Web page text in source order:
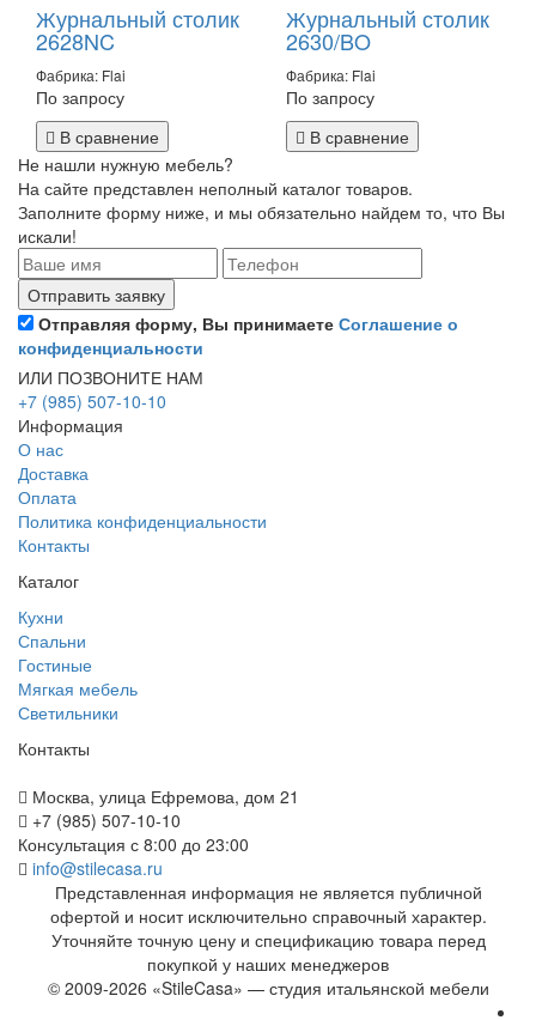
Журнальный столик
2628NC
Фабрика: Flai
По запросу
В сравнение
Журнальный столик
2630/BO
Фабрика: Flai
По запросу
В сравнение
Не нашли нужную мебель?
На сайте представлен неполный каталог товаров.
Заполните форму ниже, и мы обязательно найдем то, что Вы
искали!
Отправляя форму, Вы принимаете Соглашение о
конфиденциальности
ИЛИ ПОЗВОНИТЕ НАМ
+7 (985) 507-10-10
Информация
О нас
Доставка
Оплата
Политика конфиденциальности
Контакты
Каталог
Кухни
Спальни
Гостиные
Мягкая мебель
Светильники
Контакты
Москва, улица Ефремова, дом 21
+7 (985) 507-10-10
Консультация с 8:00 до 23:00
info@stilecasa.ru
Представленная информация не является публичной
офертой и носит исключительно справочный характер.
Уточняйте точную цену и спецификацию товара перед
покупкой у наших менеджеров
© 2009-2026 «StileCasa» — студия итальянской мебели